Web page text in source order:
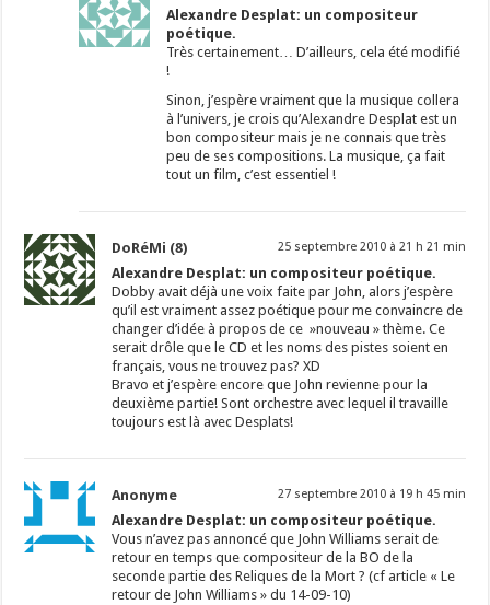
Alexandre Desplat: un compositeur
poétique.
Très certainement… D’ailleurs, cela été modifié
!
Sinon, j’espère vraiment que la musique collera
à l’univers, je crois qu’Alexandre Desplat est un
bon compositeur mais je ne connais que très
peu de ses compositions. La musique, ça fait
tout un film, c’est essentiel !
DoRéMi (8) 25 septembre 2010 à 21 h 21 min
Alexandre Desplat: un compositeur poétique.
Dobby avait déjà une voix faite par John, alors j’espère
qu’il est vraiment assez poétique pour me convaincre de
changer d’idée à propos de ce »nouveau » thème. Ce
serait drôle que le CD et les noms des pistes soient en
français, vous ne trouvez pas? XD
Bravo et j’espère encore que John revienne pour la
deuxième partie! Sont orchestre avec lequel il travaille
toujours est là avec Desplats!
Anonyme 27 septembre 2010 à 19 h 45 min
Alexandre Desplat: un compositeur poétique.
Vous n’avez pas annoncé que John Williams serait de
retour en temps que compositeur de la BO de la
seconde partie des Reliques de la Mort ? (cf article « Le
retour de John Williams » du 14-09-10)